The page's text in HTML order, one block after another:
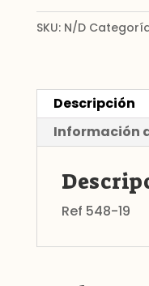
cantidad
SKU: N/D
Descripción
Información
Ref 548-19